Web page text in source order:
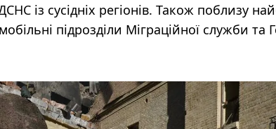
із сусідніх регіонів. Також поблизу
підрозділи Міграційної служби та